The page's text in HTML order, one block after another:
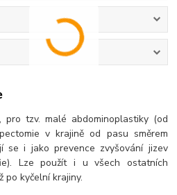
tzv. malé abdominoplastiky (od
v krajině od pasu směrem
se i jako prevence zvyšování jizev
Lze použít i u všech ostatních
po kyčelní krajiny.